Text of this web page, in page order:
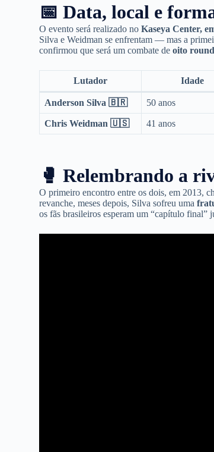
📅 Data, local e
O evento será realizado noKaseya Center,
Silva e Weidman se enfrentam — mas a
confirmou que será um combate deoito
Lutador Idade
Anderson Silva 🇧🇷 50 anos
Chris Weidman 🇺🇸 41 anos
🥊 Relembrando a
O primeiro encontro entre os dois, em 2013,
revanche, meses depois, Silva sofreu uma
os fãs brasileiros esperam um “capítulo final”